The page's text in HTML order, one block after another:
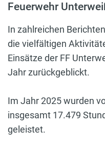
Feuerwehr
In zahlreichen
die vielfältigen
Einsätze der FF
Jahr zurückgeblickt.
Im Jahr 2025 wurden
insgesamt 17.479
geleistet.